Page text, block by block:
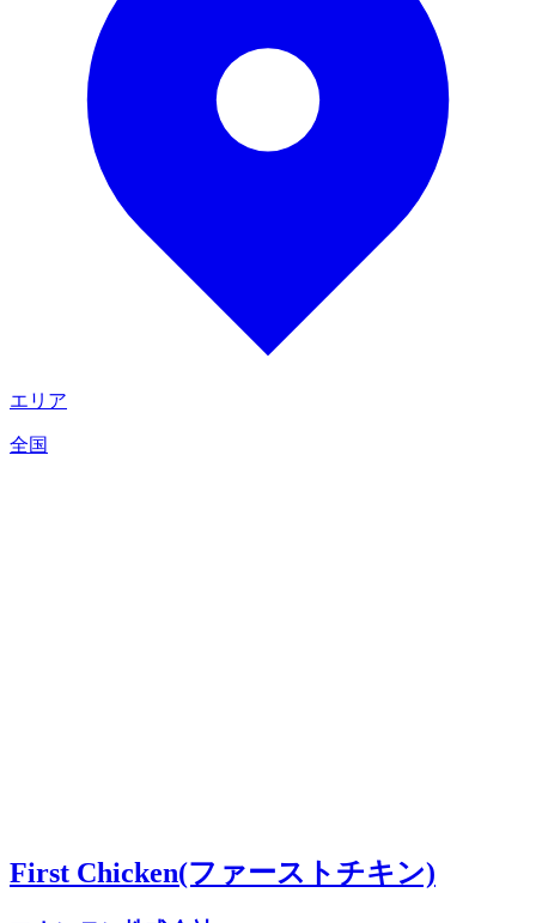
エリア
全国
First Chicken(ファーストチキン)